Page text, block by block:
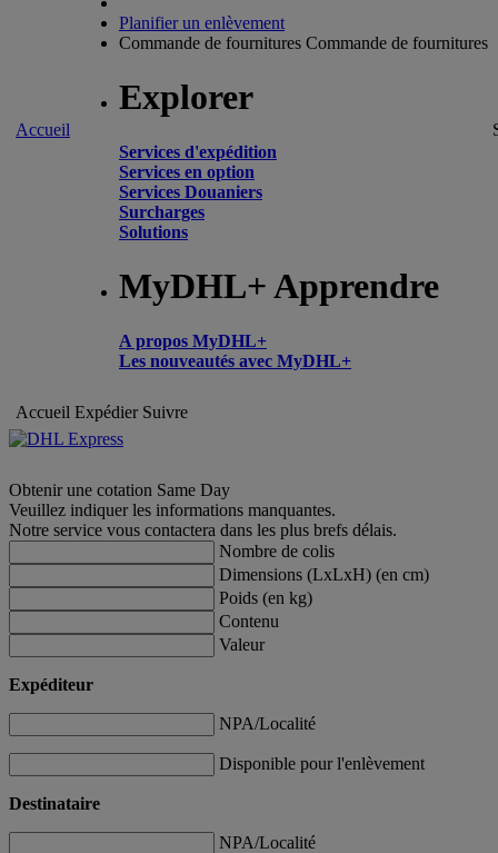
Accueil
Planifier un enlèvement
Commande de fournitures Commande de fournitures
Explorer
Services d'expédition
Services en option
Services Douaniers
Surcharges
Solutions
MyDHL+ Apprendre
A propos MyDHL+
Les nouveautés avec MyDHL+
Accueil Expédier Suivre
Obtenir une cotation Same Day
Veuillez indiquer les informations manquantes.
Notre service vous contactera dans les plus brefs délais.
Nombre de colis
Dimensions (LxLxH) (en cm)
Poids (en kg)
Contenu
Valeur
Expéditeur
NPA/Localité
Disponible pour l'enlèvement
Destinataire
NPA/Localité